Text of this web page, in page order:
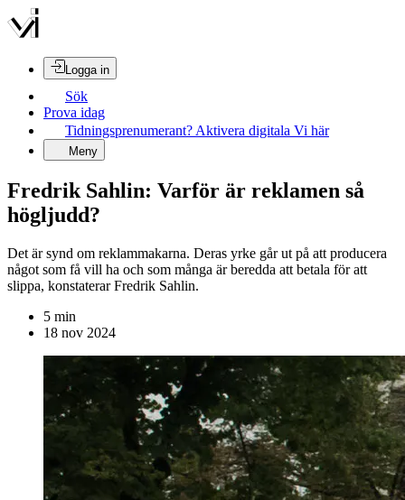
Logga in
Sök
Prova idag
Tidningsprenumerant? Aktivera digitala Vi här
Meny
Fredrik Sahlin: Varför är reklamen så
högljudd?
Det är synd om reklammakarna. Deras yrke går ut på att producera
något som få vill ha och som många är beredda att betala för att
slippa, konstaterar Fredrik Sahlin.
5 min
18 nov 2024